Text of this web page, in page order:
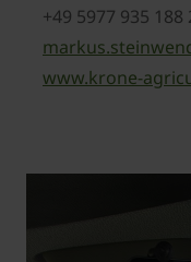
+49 5977 935 188
www.krone-